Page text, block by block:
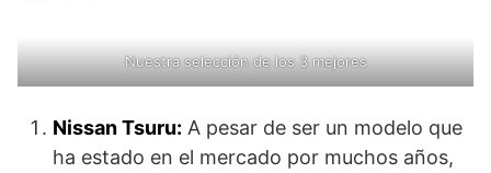
Nuestra selección de los 3 mejores
Nissan Tsuru: A pesar de ser un modelo que
ha estado en el mercado por muchos años,